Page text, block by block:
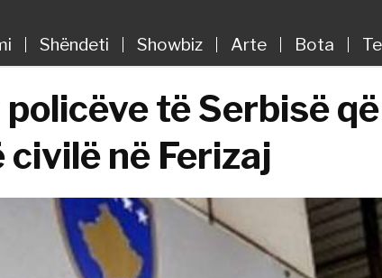
Shëndeti Showbiz Arte Bota
të Serbisë që
në Ferizaj